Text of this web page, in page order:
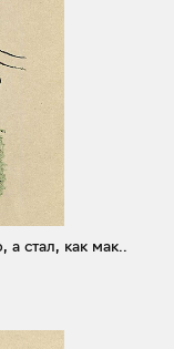
стал, как мак..